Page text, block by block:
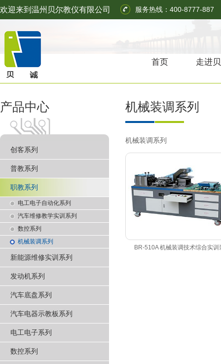
欢迎来到温州贝尔教仪有限公司 服务热线：400-8777-887
首页 走进
产品中心
创客系列
普教系列
职教系列
电工电子自动化系列
汽车维修教学实训系列
数控系列
机械装调系列
新能源维修实训系列
发动机系列
汽车底盘系列
汽车电器示教板系列
电工电子系列
数控系列
机械装调系列
机械装调系列
BR-510A 机械装调技术综合实训